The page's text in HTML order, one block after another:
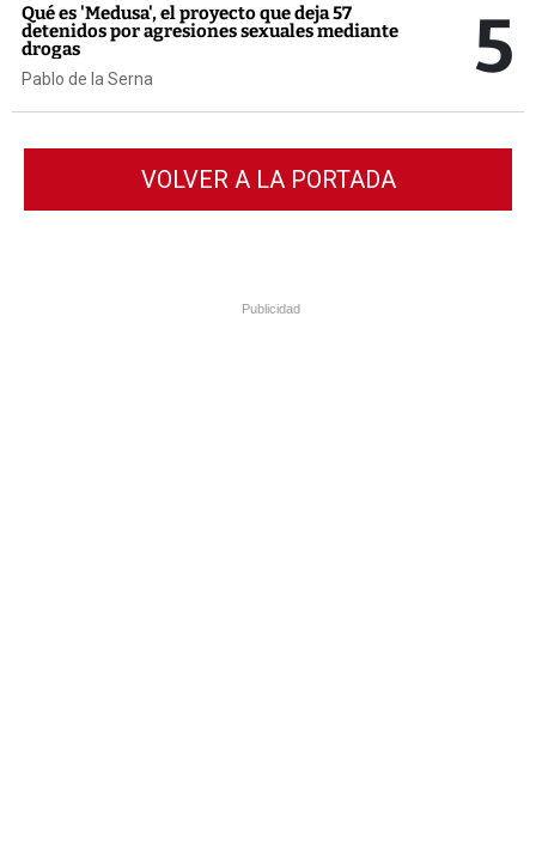
Qué es 'Medusa', el proyecto que deja 57
detenidos por agresiones sexuales mediante
drogas
Pablo de la Serna 5
VOLVER A LA PORTADA
Publicidad